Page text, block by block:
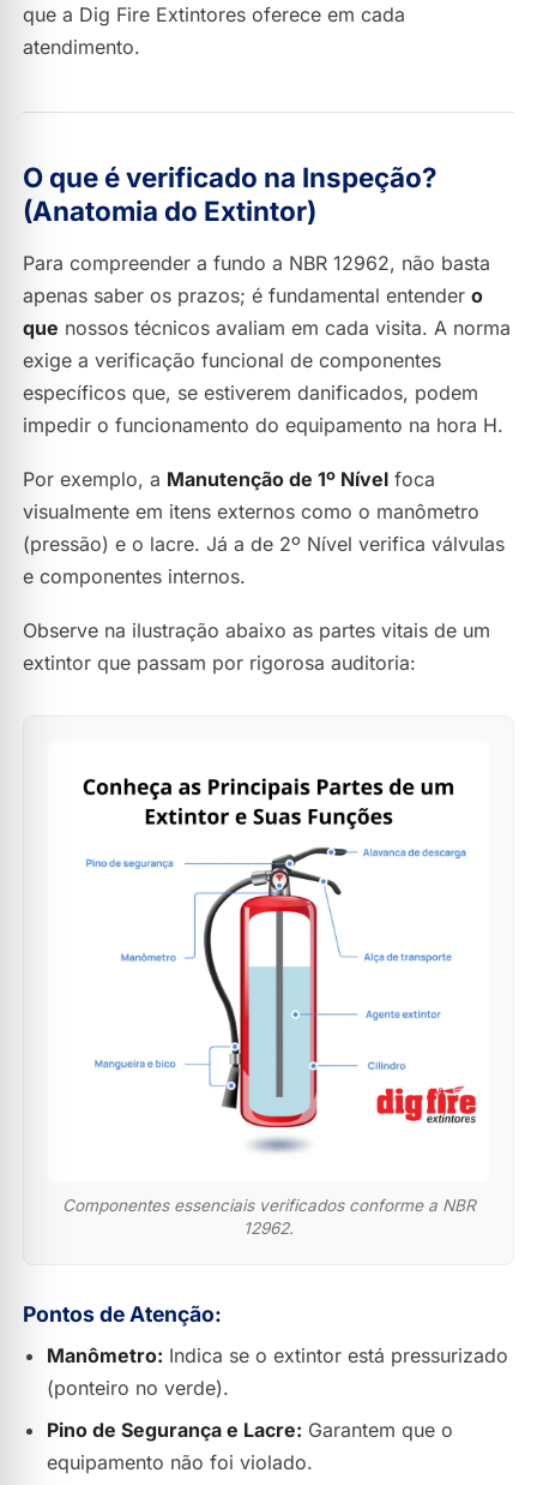
que a Dig Fire Extintores oferece em cada
atendimento.
O que é verificado na Inspeção?
(Anatomia do Extintor)
Para compreender a fundo a NBR 12962, não basta
apenas saber os prazos; é fundamental entender o
que nossos técnicos avaliam em cada visita. A norma
exige a verificação funcional de componentes
específicos que, se estiverem danificados, podem
impedir o funcionamento do equipamento na hora H.
Por exemplo, a Manutenção de 1º Nível foca
visualmente em itens externos como o manômetro
(pressão) e o lacre. Já a de 2º Nível verifica válvulas
e componentes internos.
Observe na ilustração abaixo as partes vitais de um
extintor que passam por rigorosa auditoria:
Componentes essenciais verificados conforme a NBR
12962.
Pontos de Atenção:
Manômetro: Indica se o extintor está pressurizado
(ponteiro no verde).
Pino de Segurança e Lacre: Garantem que o
equipamento não foi violado.